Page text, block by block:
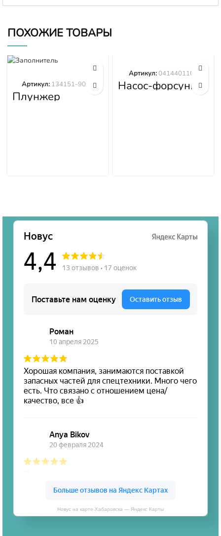
ПОХОЖИЕ ТОВАРЫ
Плунжер
134151-9020
Артикул: 134151-9020 Насос-форсунка
0414401105
Артикул:0414401105
Новус на карте Хабаровска — Яндекс Карты